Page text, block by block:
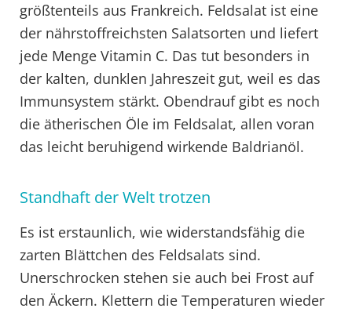
größtenteils aus Frankreich. Feldsalat ist eine
der nährstoffreichsten Salatsorten und liefert
jede Menge Vitamin C. Das tut besonders in
der kalten, dunklen Jahreszeit gut, weil es das
Immunsystem stärkt. Obendrauf gibt es noch
die ätherischen Öle im Feldsalat, allen voran
das leicht beruhigend wirkende Baldrianöl.
Standhaft der Welt trotzen
Es ist erstaunlich, wie widerstandsfähig die
zarten Blättchen des Feldsalats sind.
Unerschrocken stehen sie auch bei Frost auf
den Äckern. Klettern die Temperaturen wieder